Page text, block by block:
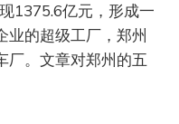
1375.6亿元，形成一
业的超级工厂，郑州
厂。文章对郑州的五